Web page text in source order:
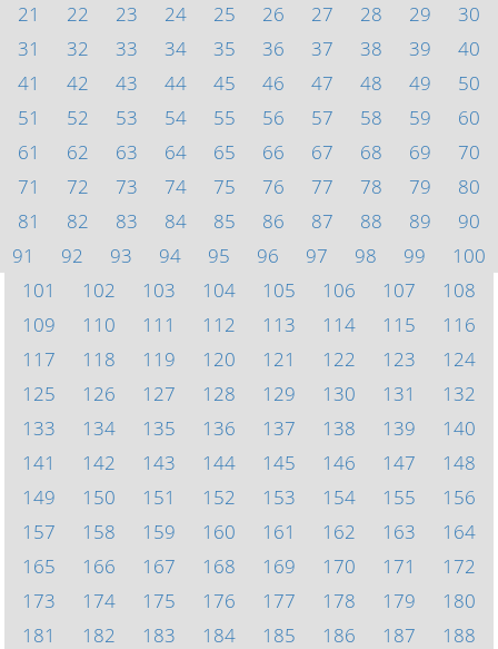
21
22 23 24 25 26 27 28 29
30
31
32 33 34 35 36 37 38 39
40
41
42 43 44 45 46 47 48 49
50
51
52 53 54 55 56 57 58 59
60
61
62 63 64 65 66 67 68 69
70
71
72 73 74 75 76 77 78 79
80
81
82 83 84 85 86 87 88 89
90
91
92 93 94 95 96 97 98 99
100
101
102 103 104 105 106 107
108
109
110 111 112 113 114 115
116
117
118 119 120 121 122 123
124
125
126 127 128 129 130 131
132
133
134 135 136 137 138 139
140
141
142 143 144 145 146 147
148
149
150 151 152 153 154 155
156
157
158 159 160 161 162 163
164
165
166 167 168 169 170 171
172
173
174 175 176 177 178 179
180
181
182 183 184 185 186 187
188